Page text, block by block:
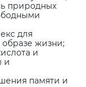
природных
для
жизни;
и
и
памяти и